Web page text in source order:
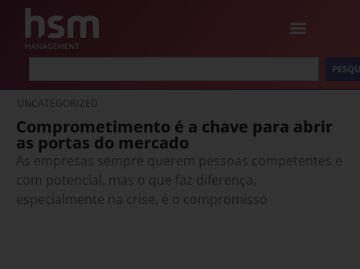
UNCATEGORIZED
Comprometimento é a chave para abrir
as portas do mercado
As empresas sempre querem pessoas competentes e
com potencial, mas o que faz diferença,
especialmente na crise, é o compromisso